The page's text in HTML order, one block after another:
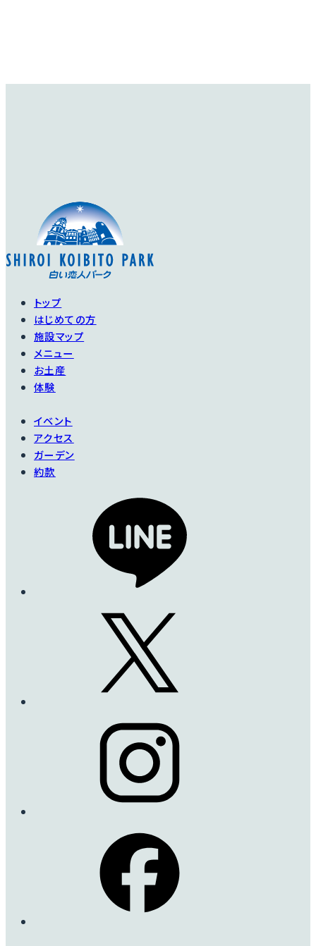
トップ
はじめての方
施設マップ
メニュー
お土産
体験
イベント
アクセス
ガーデン
約款